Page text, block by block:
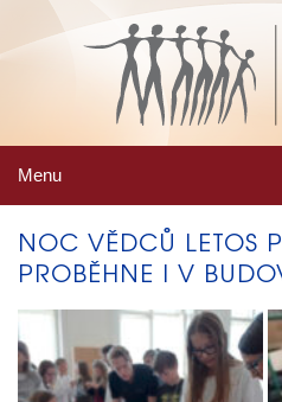
Menu
NOC VĚDCŮ LETOS
PROBĚHNE I V